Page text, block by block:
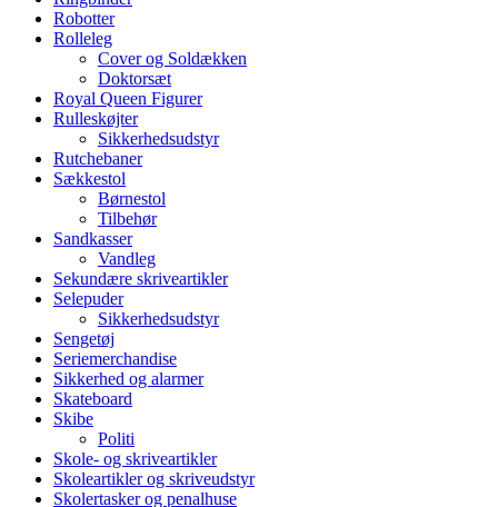
Robotter
Rolleleg
Cover og Soldækken
Doktorsæt
Royal Queen Figurer
Rulleskøjter
Sikkerhedsudstyr
Rutchebaner
Sækkestol
Børnestol
Tilbehør
Sandkasser
Vandleg
Sekundære skriveartikler
Selepuder
Sikkerhedsudstyr
Sengetøj
Seriemerchandise
Sikkerhed og alarmer
Skateboard
Skibe
Politi
Skole- og skriveartikler
Skoleartikler og skriveudstyr
Skolertasker og penalhuse